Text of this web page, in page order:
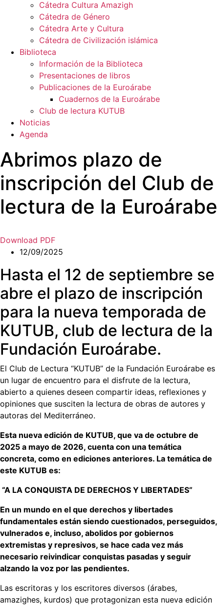
Cátedra Cultura Amazigh
Cátedra de Género
Cátedra Arte y Cultura
Cátedra de Civilización islámica
Biblioteca
Información de la Biblioteca
Presentaciones de libros
Publicaciones de la Euroárabe
Cuadernos de la Euroárabe
Club de lectura KUTUB
Noticias
Agenda
Abrimos plazo de
inscripción del Club de
lectura de la Euroárabe
Download PDF
12/09/2025
Hasta el 12 de septiembre se
abre el plazo de inscripción
para la nueva temporada de
KUTUB, club de lectura de la
Fundación Euroárabe.
El Club de Lectura “KUTUB” de la Fundación Euroárabe es
un lugar de encuentro para el disfrute de la lectura,
abierto a quienes deseen compartir ideas, reflexiones y
opiniones que susciten la lectura de obras de autores y
autoras del Mediterráneo.
Esta nueva edición de KUTUB, que va de octubre de
2025 a mayo de 2026, cuenta con una temática
concreta, como en ediciones anteriores. La temática de
este KUTUB es:
“A LA CONQUISTA DE DERECHOS Y LIBERTADES”
En un mundo en el que derechos y libertades
fundamentales están siendo cuestionados, perseguidos,
vulnerados e, incluso, abolidos por gobiernos
extremistas y represivos, se hace cada vez más
necesario reivindicar conquistas pasadas y seguir
alzando la voz por las pendientes.
Las escritoras y los escritores diversos (árabes,
amazighes, kurdos) que protagonizan esta nueva edición